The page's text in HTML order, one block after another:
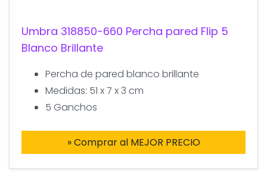
Umbra 318850-660 Percha pared Flip 5
Blanco Brillante
Percha de pared blanco brillante
Medidas: 51 x 7 x 3 cm
5 Ganchos
» Comprar al MEJOR PRECIO